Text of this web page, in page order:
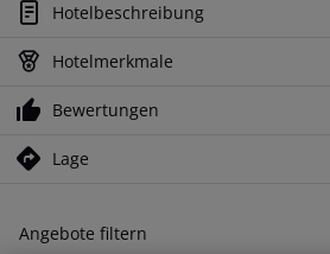
Hotelbeschreibung
Hotelmerkmale
Bewertungen
Lage
Angebote filtern